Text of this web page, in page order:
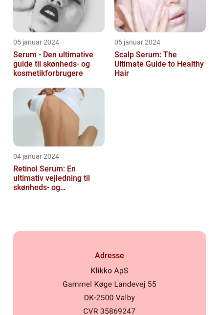
05 januar 2024
Serum - Den ultimative
guide til skønheds- og
kosmetikforbrugere
05 januar 2024
Scalp Serum: The
Ultimate Guide to Healthy
Hair
04 januar 2024
Retinol Serum: En
ultimativ vejledning til
skønheds- og
Adresse